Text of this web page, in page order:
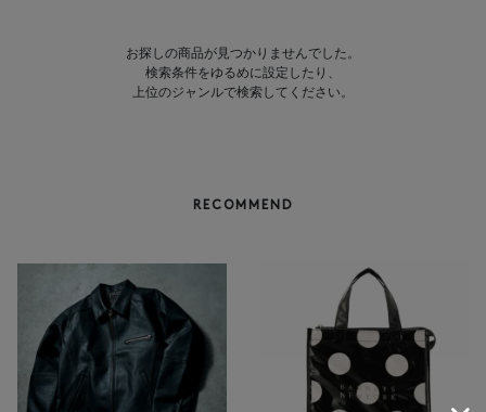
お探しの商品が見つかりませんでした。
検索条件をゆるめに設定したり、
上位のジャンルで検索してください。
RECOMMEND